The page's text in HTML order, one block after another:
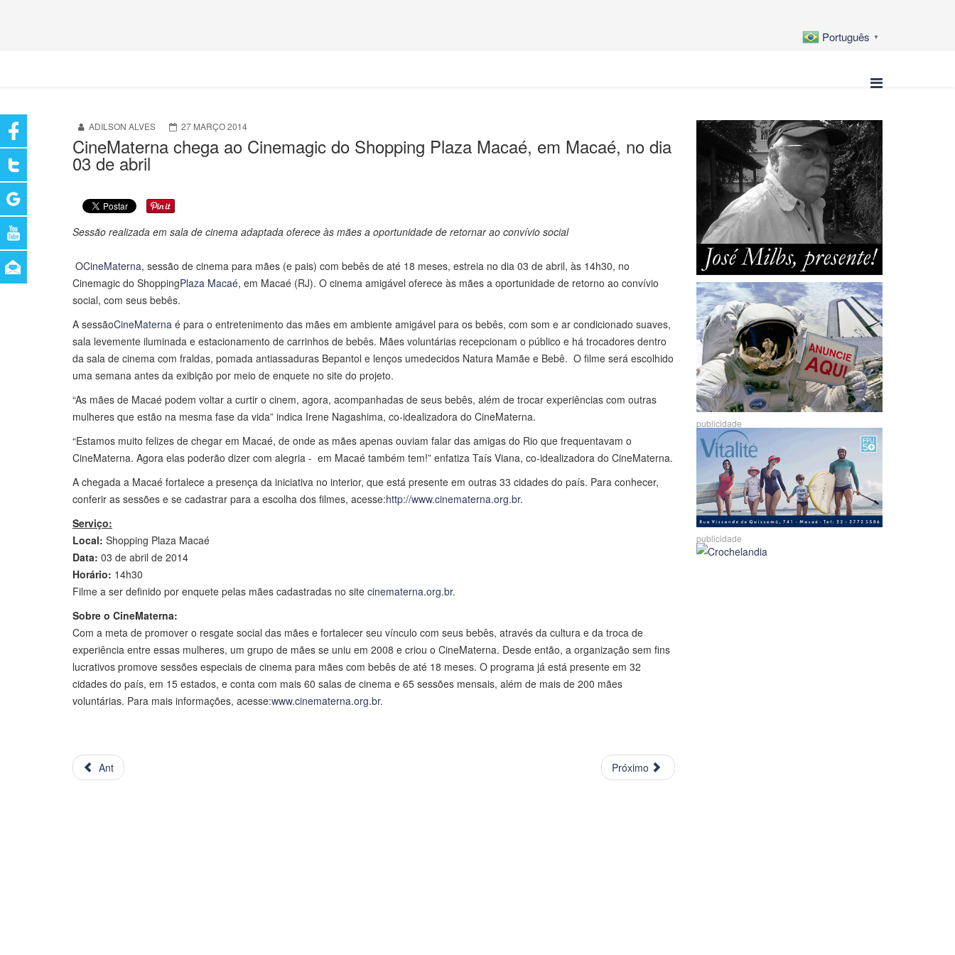
Português ▼
ADILSON ALVES 27 MARÇO 2014
CineMaterna chega ao Cinemagic do Shopping Plaza Macaé, em Macaé, no dia
03 de abril
Sessão realizada em sala de cinema adaptada oferece às mães a oportunidade de retornar ao convívio social
OCineMaterna, sessão de cinema para mães (e pais) com bebês de até 18 meses, estreia no dia 03 de abril, às 14h30, no
Cinemagic do ShoppingPlaza Macaé, em Macaé (RJ). O cinema amigável oferece às mães a oportunidade de retorno ao convívio
social, com seus bebês.
A sessãoCineMaterna é para o entretenimento das mães em ambiente amigável para os bebês, com som e ar condicionado suaves,
sala levemente iluminada e estacionamento de carrinhos de bebês. Mães voluntárias recepcionam o público e há trocadores dentro
da sala de cinema com fraldas, pomada antiassaduras Bepantol e lenços umedecidos Natura Mamãe e Bebê. O filme será escolhido
uma semana antes da exibição por meio de enquete no site do projeto.
“As mães de Macaé podem voltar a curtir o cinem, agora, acompanhadas de seus bebês, além de trocar experiências com outras
mulheres que estão na mesma fase da vida” indica Irene Nagashima, co-idealizadora do CineMaterna.
“Estamos muito felizes de chegar em Macaé, de onde as mães apenas ouviam falar das amigas do Rio que frequentavam o
CineMaterna. Agora elas poderão dizer com alegria - em Macaé também tem!” enfatiza Taís Viana, co-idealizadora do CineMaterna.
A chegada a Macaé fortalece a presença da iniciativa no interior, que está presente em outras 33 cidades do país. Para conhecer,
conferir as sessões e se cadastrar para a escolha dos filmes, acesse:http://www.cinematerna.org.br.
Serviço:
Local: Shopping Plaza Macaé
Data: 03 de abril de 2014
Horário: 14h30
Filme a ser definido por enquete pelas mães cadastradas no site cinematerna.org.br.
Sobre o CineMaterna:
Com a meta de promover o resgate social das mães e fortalecer seu vínculo com seus bebês, através da cultura e da troca de
experiência entre essas mulheres, um grupo de mães se uniu em 2008 e criou o CineMaterna. Desde então, a organização sem fins
lucrativos promove sessões especiais de cinema para mães com bebês de até 18 meses. O programa já está presente em 32
cidades do país, em 15 estados, e conta com mais 60 salas de cinema e 65 sessões mensais, além de mais de 200 mães
voluntárias. Para mais informações, acesse:www.cinematerna.org.br.
Ant Próximo
publicidade
publicidade